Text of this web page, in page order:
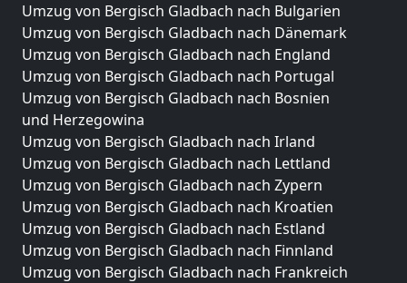
Umzug von Bergisch Gladbach nach Bulgarien
Umzug von Bergisch Gladbach nach Dänemark
Umzug von Bergisch Gladbach nach England
Umzug von Bergisch Gladbach nach Portugal
Umzug von Bergisch Gladbach nach Bosnien
und Herzegowina
Umzug von Bergisch Gladbach nach Irland
Umzug von Bergisch Gladbach nach Lettland
Umzug von Bergisch Gladbach nach Zypern
Umzug von Bergisch Gladbach nach Kroatien
Umzug von Bergisch Gladbach nach Estland
Umzug von Bergisch Gladbach nach Finnland
Umzug von Bergisch Gladbach nach Frankreich